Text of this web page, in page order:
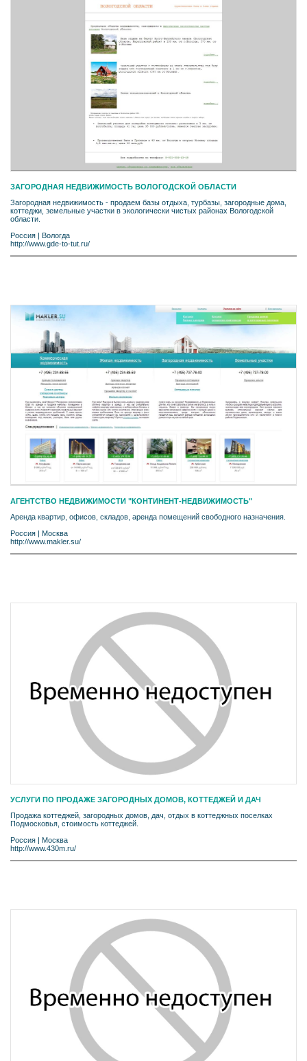
ЗАГОРОДНАЯ НЕДВИЖИМОСТЬ ВОЛОГОДСКОЙ ОБЛАСТИ
Загородная недвижимость - продаем базы отдыха, турбазы, загородные дома,
коттеджи, земельные участки в экологически чистых районах Вологодской
области.
Россия | Вологда
http://www.gde-to-tut.ru/
АГЕНТСТВО НЕДВИЖИМОСТИ "КОНТИНЕНТ-НЕДВИЖИМОСТЬ"
Аренда квартир, офисов, складов, аренда помещений свободного назначения.
Россия
Москва
http://www.makler.su/
УСЛУГИ ПО ПРОДАЖЕ ЗАГОРОДНЫХ ДОМОВ, КОТТЕДЖЕЙ И ДАЧ
Продажа коттеджей, загородных домов, дач, отдых в коттеджных поселках
Подмосковья, стоимость коттеджей.
Россия | Москва
http://www.430m.ru/